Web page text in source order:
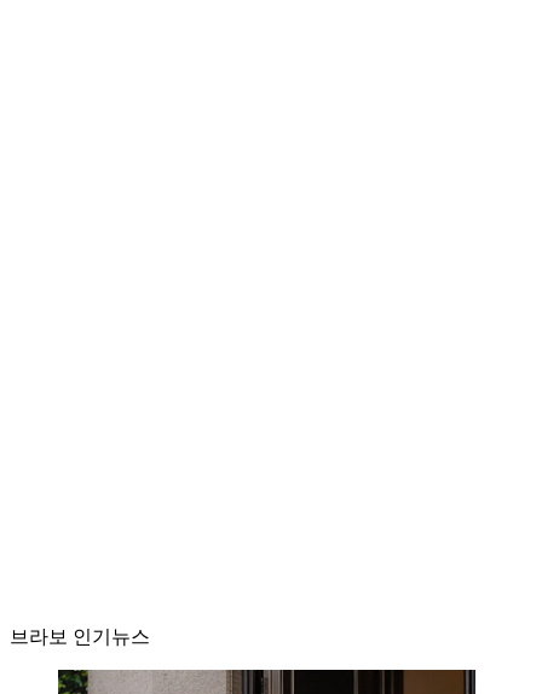
브라보 인기뉴스